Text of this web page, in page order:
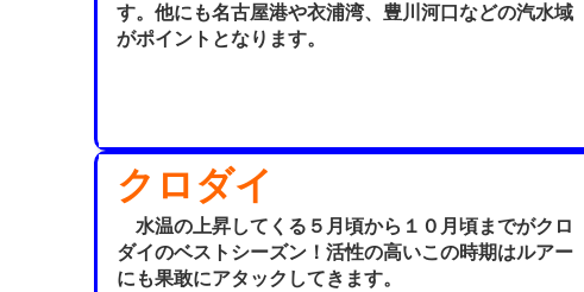
す。他にも名古屋港や衣浦湾、豊川河口などの汽水域
がポイントとなります。
クロダイ
水温の上昇してくる５月頃から１０月頃までがクロ
ダイのベストシーズン！活性の高いこの時期はルアー
にも果敢にアタックしてきます。